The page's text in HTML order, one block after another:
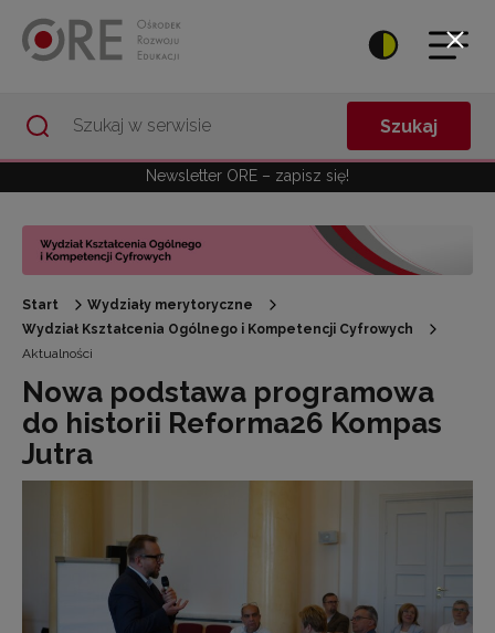
Szukaj
Newsletter ORE – zapisz się!
Start
Wydziały merytoryczne
Wydział Kształcenia Ogólnego i Kompetencji Cyfrowych
Aktualności
Nowa podstawa programowa
do historii Reforma26 Kompas
Jutra